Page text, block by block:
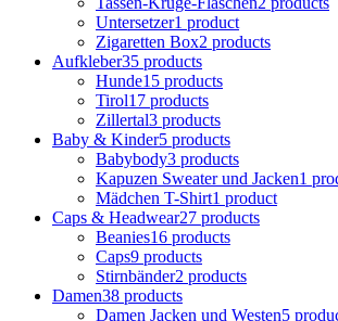
Untersetzer1 product
Zigaretten Box2 products
Aufkleber35 products
Hunde15 products
Tirol17 products
Zillertal3 products
Baby & Kinder5 products
Babybody3 products
Kapuzen Sweater und Jacken1
Mädchen T-Shirt1 product
Caps & Headwear27 products
Beanies16 products
Caps9 products
Stirnbänder2 products
Damen38 products
Damen Jacken und Westen5